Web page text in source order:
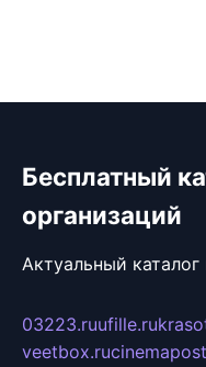
Бесплатный
организаций
Актуальный
03223.ruufille.ru
veetbox.ru